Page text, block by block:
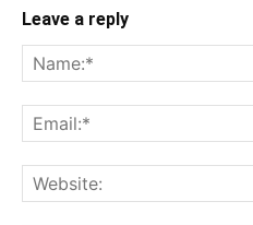
Leave a reply